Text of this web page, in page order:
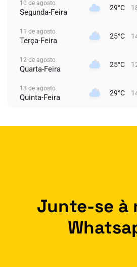
10 de agosto
Segunda-Feira 29°C
11 de agosto
Terça-Feira 25°C
12 de agosto
Quarta-Feira 25°C
13 de agosto
Quinta-Feira 29°C
Junte-se à